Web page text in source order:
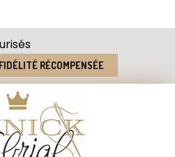
sécurisés
RÉCOMPENSÉE